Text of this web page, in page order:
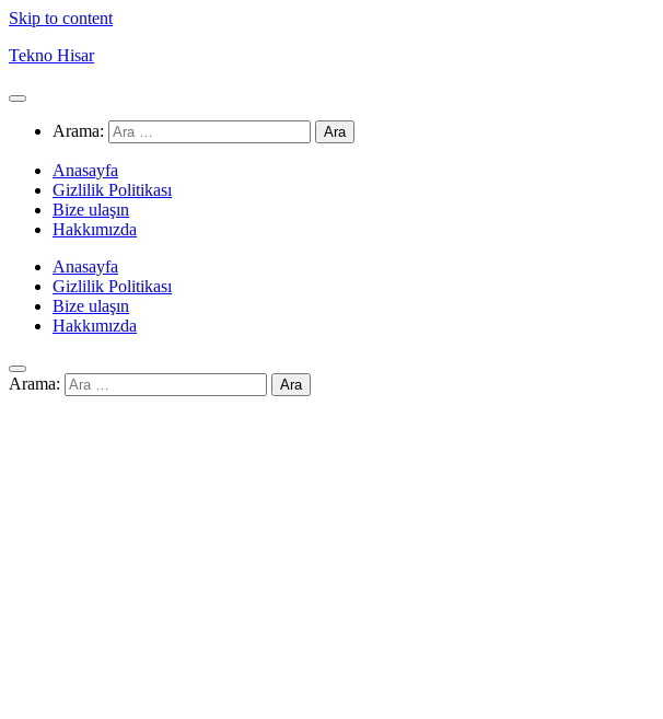
Skip to content
Tekno Hisar
Arama:
Anasayfa
Gizlilik Politikası
Bize ulaşın
Hakkımızda
Anasayfa
Gizlilik Politikası
Bize ulaşın
Hakkımızda
Arama: